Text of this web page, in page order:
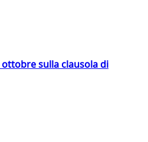
sulla clausola di